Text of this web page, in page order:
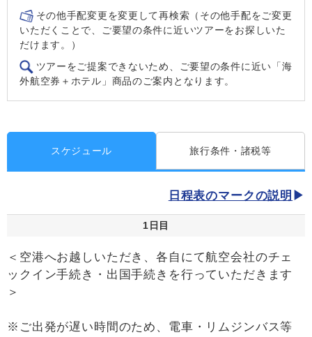
その他手配変更を変更して再検索（その他手配をご変更
いただくことで、ご要望の条件に近いツアーをお探しいた
だけます。）
ツアーをご提案できないため、ご要望の条件に近い「海
外航空券＋ホテル」商品のご案内となります。
スケジュール 旅行条件・諸税等
日程表のマークの説明
1日目
＜空港へお越しいただき、各自にて航空会社のチェ
ックイン手続き・出国手続きを行っていただきます
＞
※ご出発が遅い時間のため、電車・リムジンバス等